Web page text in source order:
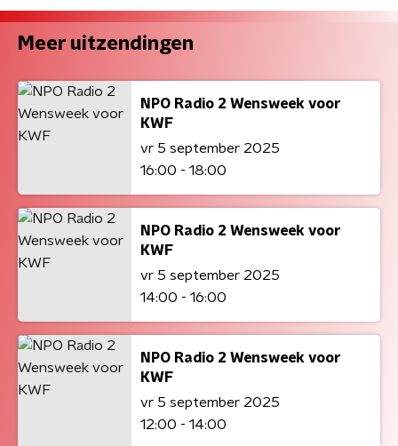
Meer uitzendingen
NPO Radio 2 Wensweek voor
KWF
vr 5 september 2025
16:00 - 18:00
NPO Radio 2 Wensweek voor
KWF
vr 5 september 2025
14:00 - 16:00
NPO Radio 2 Wensweek voor
KWF
vr 5 september 2025
12:00 - 14:00